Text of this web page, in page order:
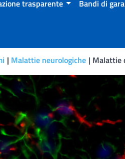
trasparente Bandi di gara
Malattie neurologiche Malattie
e